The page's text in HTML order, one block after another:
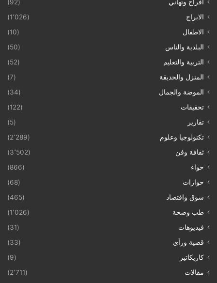
افراح وتهاني
(92)
الابراج
(1٬026)
الاطفال
(10)
البلدية والناس
(50)
التربية والتعليم
(52)
المنزل والحديقة
(7)
الموضة والجمال
(34)
تحقيقات
(122)
تقارير
(5)
تكنولوجيا وعلوم
(2٬289)
ثقافة وفن
(3٬502)
حواء
(866)
حوارات
(68)
سوق واقتصاد
(465)
طب وصحة
(1٬026)
فيديوهات
(31)
قضية ورأي
(33)
كاريكاتير
(9)
مقالات
(2٬711)